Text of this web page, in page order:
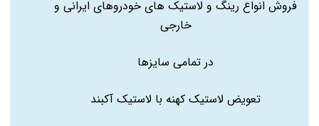
فروش انواع رینگ و لاستیک های خودروهای ایرانی و
خارجی
در تمامی سایزها
تعویض لاستیک کهنه با لاستیک آکبند